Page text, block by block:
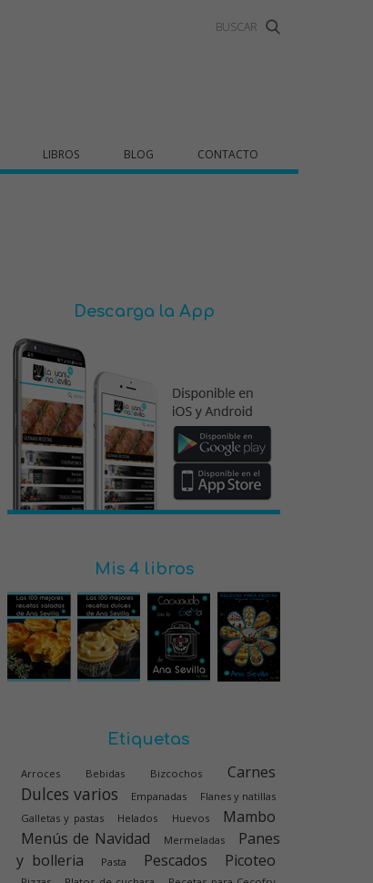
LIBROS BLOG CONTACTO
Descarga la App
Mis 4 libros
Etiquetas
Arroces Bebidas Bizcochos Carnes
Dulces varios Empanadas
Flanes y natillas
Galletas y pastas
Helados Huevos
Mambo
Menús de Navidad
Mermeladas
Panes
y bolleria
Pasta Pescados Picoteo